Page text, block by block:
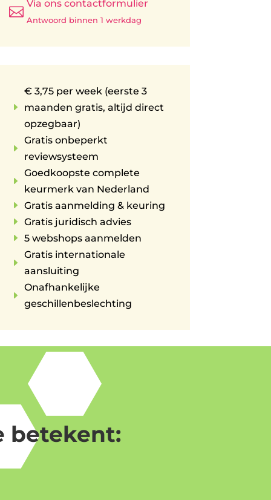

Via ons contactformulier
Antwoord binnen 1 werkdag
E
€ 3,75 per week (eerste 3
maanden gratis, altijd direct
opzegbaar)
E
Gratis onbeperkt
reviewsysteem
E
Goedkoopste complete
keurmerk van Nederland
E Gratis aanmelding & keuring
E Gratis juridisch advies
E 5 webshops aanmelden
E
Gratis internationale
aansluiting
E
Onafhankelijke
geschillenbeslechting
betekent: